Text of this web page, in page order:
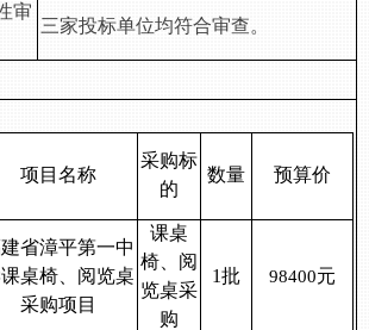
审
三家投标单位均符合审查。
项目名称
采购标
的
数量 预算价
省漳平第一中
桌椅、阅览桌
采购项目
课桌
椅、阅
览桌采
购
1批 98400元